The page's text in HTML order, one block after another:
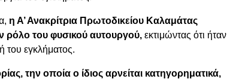
η Α’ Ανακρίτρια Πρωτοδικείου Καλαμάτας
ρόλο του φυσικού αυτουργού, εκτιμώντας ότι ήταν
του εγκλήματος.
την οποία ο ίδιος αρνείται κατηγορηματικά,